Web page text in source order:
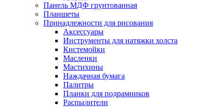
Панель МДФ грунтованная
Планшеты
Принадлежности для рисования
Аксессуары
Инструменты для натяжки холста
Кистемойки
Масленки
Мастихины
Наждачная бумага
Палитры
Планки для подрамников
Распылители